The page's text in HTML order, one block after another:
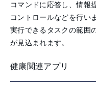
コマンドに応答し、情報
コントロールなどを行い
実行できるタスクの範囲
が見込まれます。
健康関連アプリ